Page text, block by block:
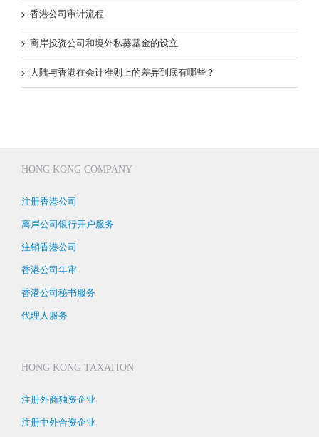
香港公司审计流程
离岸投资公司和境外私募基金的设立
大陆与香港在会计准则上的差异到底有哪些？
HONG KONG COMPANY
注册香港公司
离岸公司银行开户服务
注销香港公司
香港公司年审
香港公司秘书服务
代理人服务
HONG KONG TAXATION
注册外商独资企业
注册中外合资企业